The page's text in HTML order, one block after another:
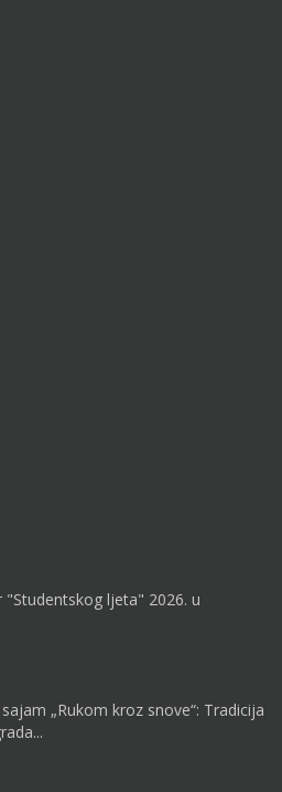
"Studentskog ljeta" 2026. u
„Rukom kroz snove“: Tradicija